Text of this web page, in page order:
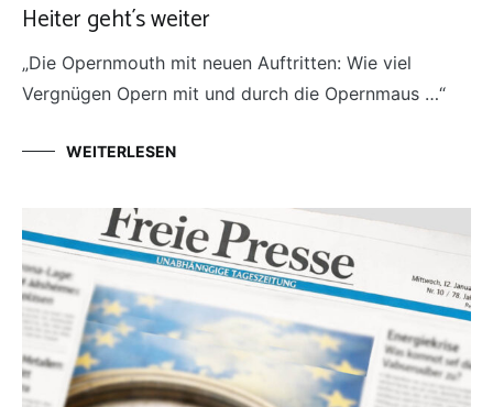
Heiter geht´s weiter
„Die Opernmouth mit neuen Auftritten: Wie viel
Vergnügen Opern mit und durch die Opernmaus …“
WEITERLESEN